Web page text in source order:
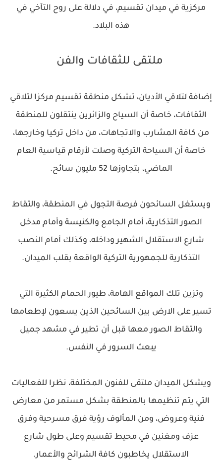
مركزية في ميدان تقسيم، في دلالة على روح التآخي في
هذه البلاد.
ملتقى للثقافات والفن
إضافة لتلاقي الأديان، تشكل منطقة تقسيم مركزا لتلاقي
الثقافات، خاصة أن السياح والزائرين ينتقلون للمنطقة
من كافة المشارب والاتجاهات، من داخل تركيا وخارجها،
خاصة أن السياحة التركية وصلت لأرقام قياسية العام
الماضي، بتجاوزها 52 مليون سائح.
ويستغل السائحون فرصة التجول في المنطقة، والتقاط
الصور التذكارية، أمام الجامع والكنيسة وأمام مدخل
شارع الاستقلال الشهير وداخله، وكذلك أمام النصب
التذكارية للجمهورية التركية الواقعة بقلب الميدان.
وتزين تلك المواقع الهامة، طيور الحمام الكثيرة التي
تسير على الارض بين السائحين الذين يسعون لإطعامها
والتقاط الصور معها قبل أن تطير في مشهد جميل
يبعث السرور في النفس.
ويشكل الميدان ملتقى للفنون المختلفة، نظرا للفعاليات
التي يتم تنظيمها بالمنطقة بشكل مستمر من معارض
فنية وعروض، ومن المألوف رؤية فرق مسرحية وفرق
عزف ومغنين في محيط تقسيم وعلى طول شارع
الاستقلال يخاطبون كافة الشرائح والأعمار.